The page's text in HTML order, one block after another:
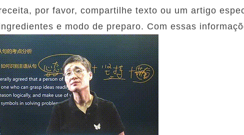
por favor, compartilhe texto ou um artigo
e modo de preparo. Com essas